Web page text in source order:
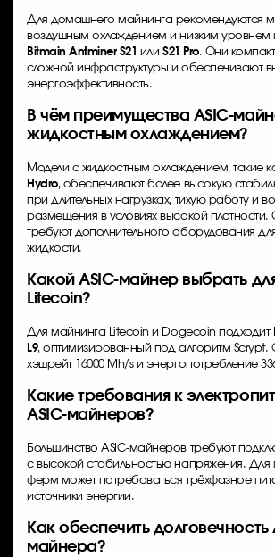
Для домашнего майнинга рекомендуются
воздушным охлаждением и низким уровнем
Bitmain Antminer S21 илиS21 Pro. Они
сложной инфраструктуры и обеспечивают
энергоэффективность.
В чём преимущества ASIC-
жидкостным охлаждением?
Модели с жидкостным охлаждением, такие
Hydro, обеспечивают более высокую
при длительных нагрузках, тихую работу и
размещения в условиях высокой
требуют дополнительного оборудования
жидкости.
Какой ASIC-майнер выбрать
Litecoin?
Для майнинга Litecoin и Dogecoin подходит
L9, оптимизированный под алгоритм Scrypt.
хэшрейт 16000 Mh/s и энергопотребление
Какие требования к
ASIC-майнеров?
Большинство ASIC-майнеров требуют
с высокой стабильностью напряжения.
ферм может потребоваться трёхфазное
источники энергии.
Как обеспечить долговечность
майнера?